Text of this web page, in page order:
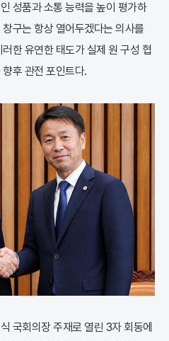
성품과 소통 능력을 높이 평가하
구는 항상 열어두겠다는 의사를
한 유연한 태도가 실제 원 구성 협
후 관전 포인트다.
국회의장 주재로 열린 3자 회동에